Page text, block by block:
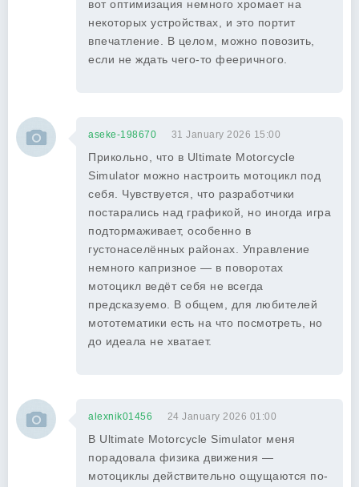
вот оптимизация немного хромает на
некоторых устройствах, и это портит
впечатление. В целом, можно повозить,
если не ждать чего-то фееричного.
aseke-198670 31 January 2026 15:00
Прикольно, что в Ultimate Motorcycle
Simulator можно настроить мотоцикл под
себя. Чувствуется, что разработчики
постарались над графикой, но иногда игра
подтормаживает, особенно в
густонаселённых районах. Управление
немного капризное — в поворотах
мотоцикл ведёт себя не всегда
предсказуемо. В общем, для любителей
мототематики есть на что посмотреть, но
до идеала не хватает.
alexnik01456 24 January 2026 01:00
В Ultimate Motorcycle Simulator меня
порадовала физика движения —
мотоциклы действительно ощущаются по-